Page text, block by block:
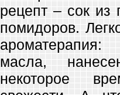
рецепт – сок из
помидоров.
масла,
некоторое